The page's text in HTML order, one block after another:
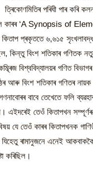
ত্ৰিকোণমিতিৰ পৰিধী পাৰ কৰি
দিলে কাৰৰ ‘A Synopsis of
প্ৰকৃততে ৬,৬১৫
বিংশ শতিকাৰ গণিতক নতুন
বিশ্ববিদ্যালয়ৰ গণিত বিভাগৰ
আৰু বিংশ শতিকাৰ গণিতৰ নায়ক
বাবে তেখেতে ফলি
এইদৰেই তেওঁ কিতাপখন
যে তেওঁ কাৰৰ কিতাপখনক
ৰামানুজনে এনেই
কৰিছিল।